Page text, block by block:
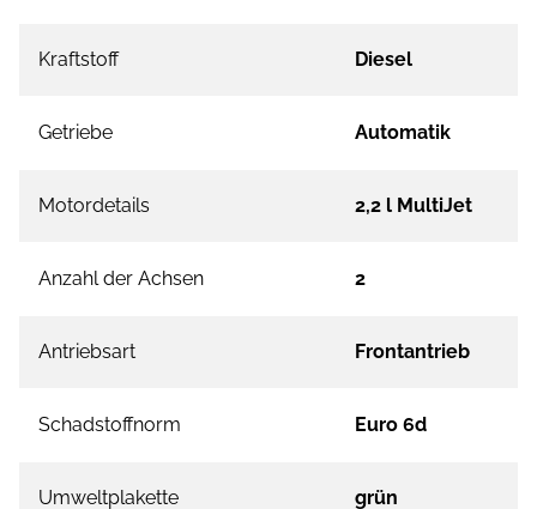
Kraftstoff Diesel
Getriebe Automatik
Motordetails 2,2 l MultiJet
Anzahl der Achsen 2
Antriebsart Frontantrieb
Schadstoffnorm Euro 6d
Umweltplakette grün